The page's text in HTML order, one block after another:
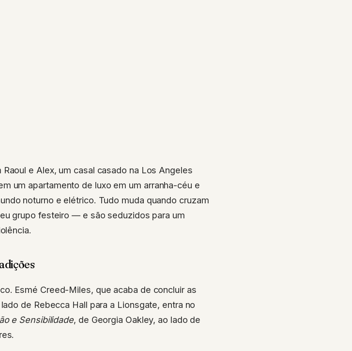
e Alex, um casal casado na Los Angeles
um apartamento de luxo em um arranha-céu e
noturno e elétrico. Tudo muda quando cruzam
grupo festeiro — e são seduzidos para um
Esmé Creed-Miles, que acaba de concluir as
de Rebecca Hall para a Lionsgate, entra no
e Sensibilidade, de Georgia Oakley, ao lado de